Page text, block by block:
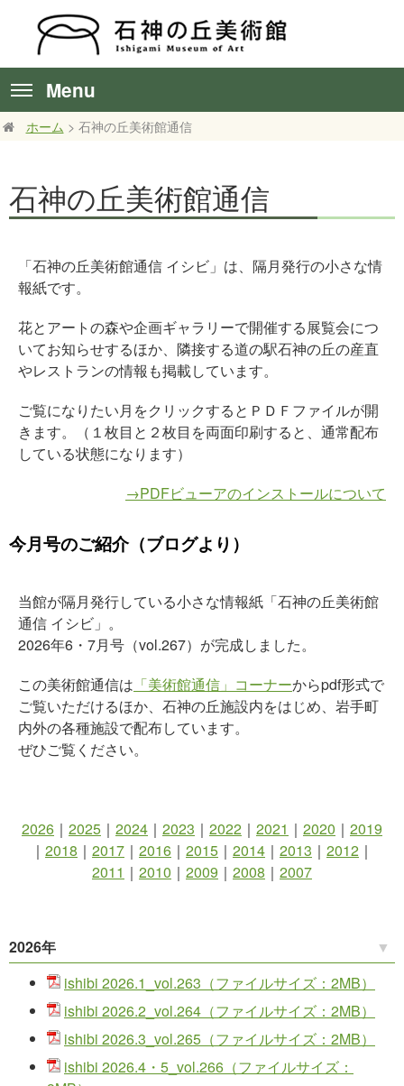
Menu
ホーム > 石神の丘美術館通信
石神の丘美術館通信
「石神の丘美術館通信 イシビ」は、隔月発行の小さな情
報紙です。
花とアートの森や企画ギャラリーで開催する展覧会につ
いてお知らせするほか、隣接する道の駅石神の丘の産直
やレストランの情報も掲載しています。
ご覧になりたい月をクリックするとＰＤＦファイルが開
きます。（１枚目と２枚目を両面印刷すると、通常配布
している状態になります）
→PDFビューアのインストールについて
今月号のご紹介（ブログより）
当館が隔月発行している小さな情報紙「石神の丘美術館
通信 イシビ」。
2026年6・7月号（vol.267）が完成しました。
この美術館通信は 「美術館通信」コーナーからpdf形式で
ご覧いただけるほか、石神の丘施設内をはじめ、岩手町
内外の各種施設で配布しています。
ぜひご覧ください。
2026 ｜ 2025 ｜ 2024 ｜ 2023 ｜ 2022 ｜ 2021 ｜ 2020 ｜ 2019
｜ 2018 ｜ 2017 ｜ 2016 ｜ 2015 ｜ 2014 ｜ 2013 ｜ 2012 ｜
2011 ｜ 2010 ｜ 2009 ｜ 2008 ｜ 2007
2026年
ishibi 2026.1_vol.263（ファイルサイズ：2MB）
ishibi 2026.2_vol.264（ファイルサイズ：2MB）
ishibi 2026.3_vol.265（ファイルサイズ：2MB）
ishibi 2026.4・5_vol.266（ファイルサイズ：